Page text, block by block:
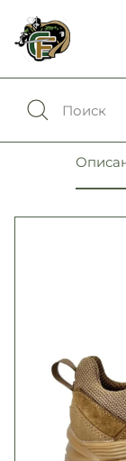
Сравнение
Язык: RU
Каталог
Обувь
Шевроны,
Погоны
Фурнитура